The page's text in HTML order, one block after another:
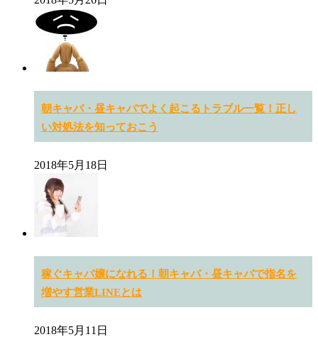
朝キャバ・昼キャバでよく起こるトラブル一覧！正し
い対処法を知っておこう
2018年5月18日
稼ぐキャバ嬢になれる！朝キャバ・昼キャバで指名を
増やす営業LINEとは
2018年5月11日